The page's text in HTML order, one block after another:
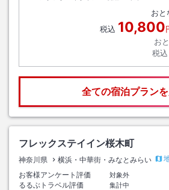
おと
税込 10,800
お
税込
全ての宿泊プラン
フレックステイイン桜木町
神奈川県 横浜・中華街・みなとみらい
お客様アンケート評価
対象外
るるぶトラベル評価
集計中